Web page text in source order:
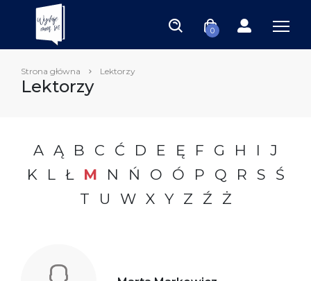
0
Strona główna Lektorzy
Lektorzy
A Ą B C Ć D E Ę F G H I
J
K
L Ł M N Ń O Ó P Q R S
Ś
T
U W X Y Z Ź Ż